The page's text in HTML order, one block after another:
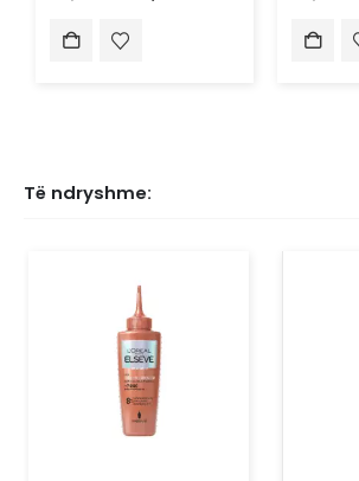
Të ndryshme: